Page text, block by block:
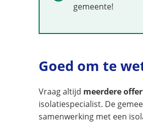
gemeente!
Goed om te
Vraag altijd meerdere
isolatiespecialist. De
samenwerking met een